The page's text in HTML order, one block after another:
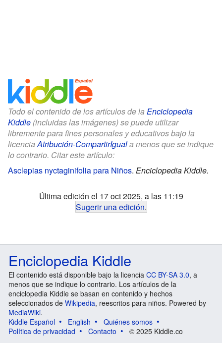
Todo el contenido de los artículos de la Enciclopedia
Kiddle (incluidas las imágenes) se puede utilizar
libremente para fines personales y educativos bajo la
licenciaAtribución-CompartirIguala menos que se indique
lo contrario. Citar este artículo:
Asclepias nyctaginifolia para Niños. Enciclopedia Kiddle.
Última edición el 17 oct 2025, a las 11:19
Sugerir una edición.
Enciclopedia Kiddle
El contenido está disponible bajo la licencia CC BY-SA 3.0, a
menos que se indique lo contrario. Los artículos de la
enciclopedia Kiddle se basan en contenido y hechos
seleccionados de Wikipedia, reescritos para niños. Powered by
MediaWiki.
Kiddle Español
English
Quiénes somos
Política de privacidad
Contacto © 2025 Kiddle.co